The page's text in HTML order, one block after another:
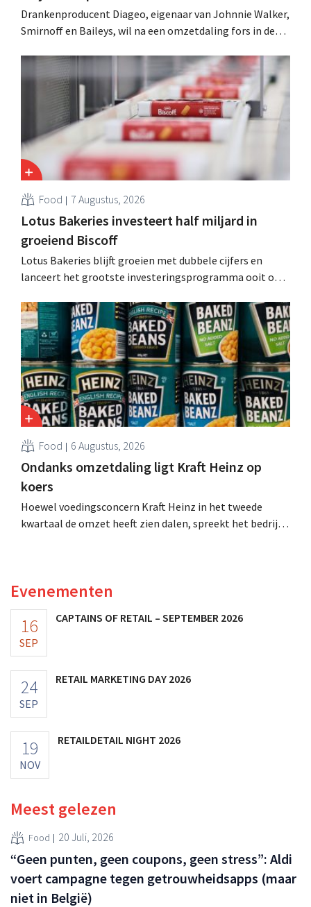
Drankenproducent Diageo, eigenaar van Johnnie Walker,
Smirnoff en Baileys, wil na een omzetdaling fors in de
andere Guiness en voorgemixte cocktails.
Food 7 Augustus, 2026
Lotus Bakeries investeert half miljard in
groeiend Biscoff
Lotus Bakeries blijft groeien met dubbele cijfers en
lanceert het grootste investeringsprogramma ooit om
moeten dit momentum grijpen”.
Food 6 Augustus, 2026
Ondanks omzetdaling ligt Kraft Heinz op
koers
Hoewel voedingsconcern Kraft Heinz in het tweede
kwartaal de omzet heeft zien dalen, spreekt het bedrijf
Evenementen
16
SEP
CAPTAINS OF RETAIL – SEPTEMBER 2026
24
SEP
RETAIL MARKETING DAY 2026
19
NOV
RETAILDETAIL NIGHT 2026
Meest gelezen
Food 20 Juli, 2026
“Geen punten, geen coupons, geen stress”: Aldi
voert campagne tegen getrouwheidsapps (maar
niet in België)